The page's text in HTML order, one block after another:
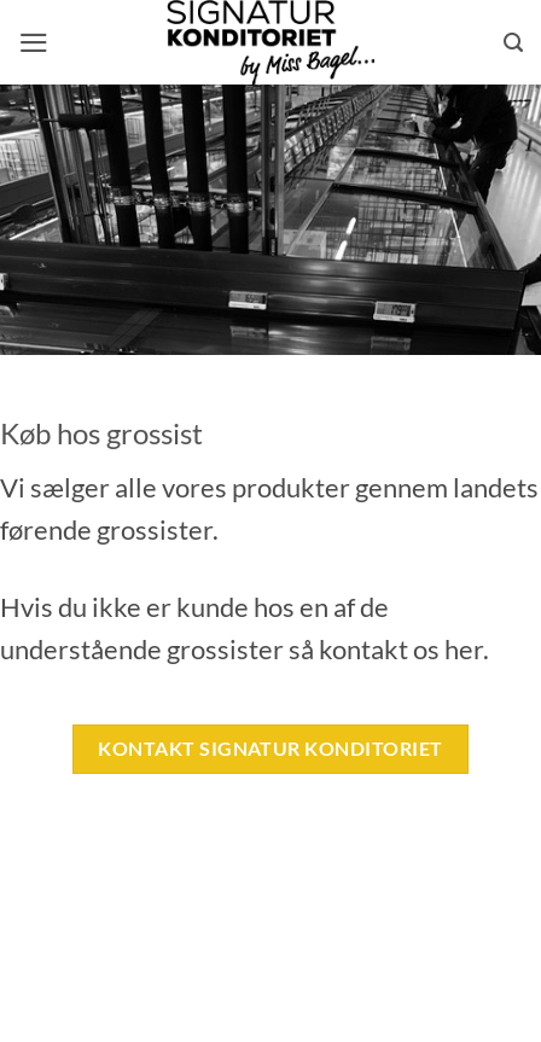
content
Køb hos grossist
Vi sælger alle vores produkter gennem landets
førende grossister.
Hvis du ikke er kunde hos en af de
understående grossister så kontakt os her.
KONTAKT SIGNATUR KONDITORIET